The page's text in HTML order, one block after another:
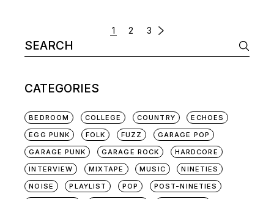
NAVIGATION
1 2 3
Search
for:
CATEGORIES
BEDROOM COLLEGE COUNTRY
ECHOES
EGG PUNK
FOLK FUZZ
GARAGE POP
GARAGE PUNK
GARAGE ROCK
HARDCORE
INTERVIEW
MIXTAPE MUSIC
NINETIES
NOISE
PLAYLIST POP
POST-NINETIES